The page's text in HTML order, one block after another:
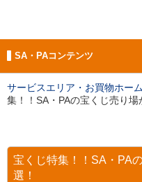
SA・PAコンテンツ
サービスエリア・お買物ホーム
集！！SA・PAの宝くじ売り場
宝くじ特集！！SA・PA
選！